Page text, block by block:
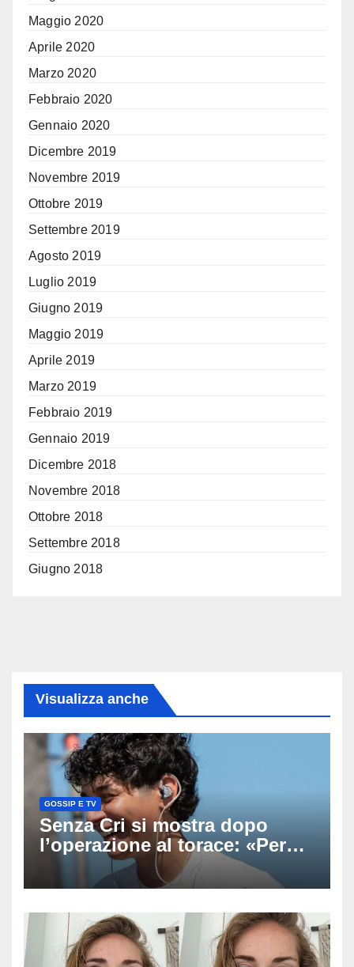
Maggio 2020
Aprile 2020
Marzo 2020
Febbraio 2020
Gennaio 2020
Dicembre 2019
Novembre 2019
Ottobre 2019
Settembre 2019
Agosto 2019
Luglio 2019
Giugno 2019
Maggio 2019
Aprile 2019
Marzo 2019
Febbraio 2019
Gennaio 2019
Dicembre 2018
Novembre 2018
Ottobre 2018
Settembre 2018
Giugno 2018
Visualizza anche
GOSSIP E TV
Senza Cri si mostra dopo
l’operazione al torace: «Per
anni mi sentivo in trappola», il
racconto sul difficile percorso